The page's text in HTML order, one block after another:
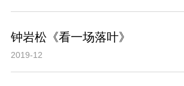
钟岩松《看一场落叶》
2019-12